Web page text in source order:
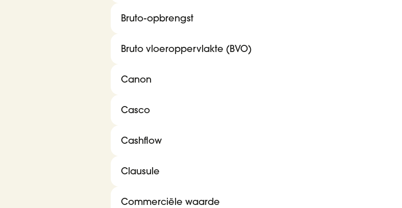
Bruto-opbrengst
Bruto vloeroppervlakte (BVO)
Canon
Casco
Cashflow
Clausule
Commerciële waarde